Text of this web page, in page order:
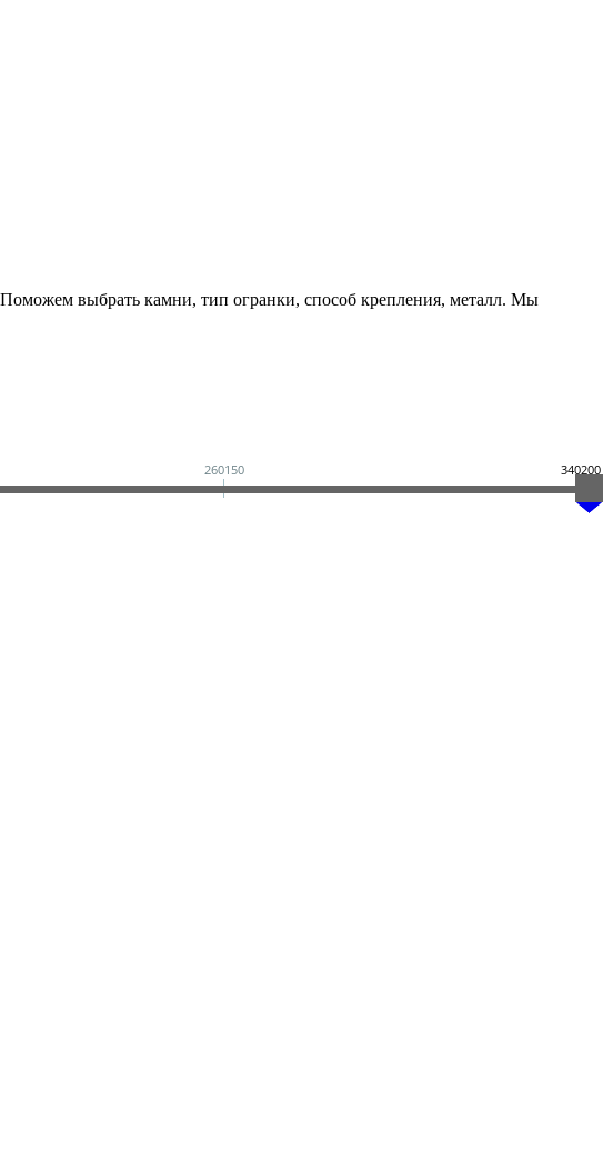
выбрать камни, тип огранки, способ крепления, металл. Мы
260150 340200